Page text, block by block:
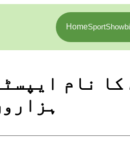
HomeSport
کا نام